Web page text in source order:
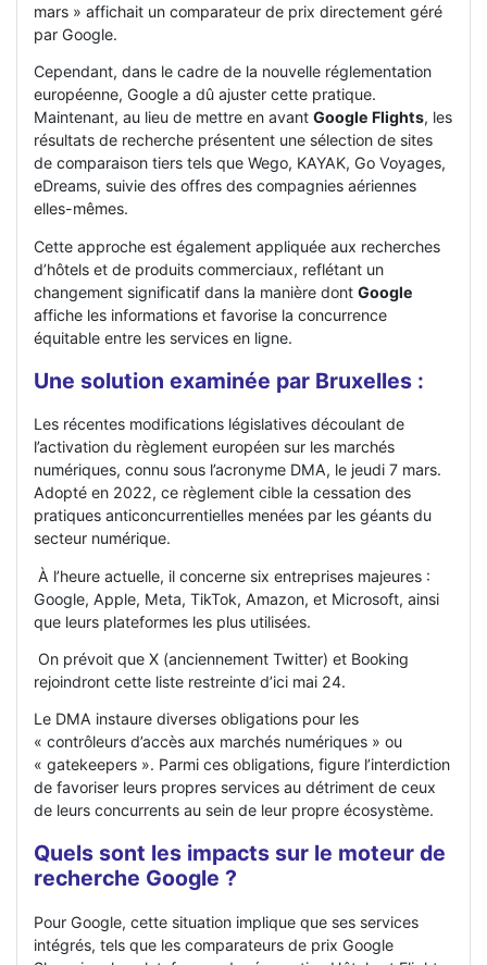
mars » affichait un comparateur de prix directement géré
par Google.
Cependant, dans le cadre de la nouvelle réglementation
européenne, Google a dû ajuster cette pratique.
Maintenant, au lieu de mettre en avant Google Flights, les
résultats de recherche présentent une sélection de sites
de comparaison tiers tels que Wego, KAYAK, Go Voyages,
eDreams, suivie des offres des compagnies aériennes
elles-mêmes.
Cette approche est également appliquée aux recherches
d’hôtels et de produits commerciaux, reflétant un
changement significatif dans la manière dont Google
affiche les informations et favorise la concurrence
équitable entre les services en ligne.
Une solution examinée par Bruxelles :
Les récentes modifications législatives découlant de
l’activation du règlement européen sur les marchés
numériques, connu sous l’acronyme DMA, le jeudi 7 mars.
Adopté en 2022, ce règlement cible la cessation des
pratiques anticoncurrentielles menées par les géants du
secteur numérique.
À l’heure actuelle, il concerne six entreprises majeures :
Google, Apple, Meta, TikTok, Amazon, et Microsoft, ainsi
que leurs plateformes les plus utilisées.
On prévoit que X (anciennement Twitter) et Booking
rejoindront cette liste restreinte d’ici mai 24.
Le DMA instaure diverses obligations pour les
« contrôleurs d’accès aux marchés numériques » ou
« gatekeepers ». Parmi ces obligations, figure l’interdiction
de favoriser leurs propres services au détriment de ceux
de leurs concurrents au sein de leur propre écosystème.
Quels sont les impacts sur le moteur de
recherche Google ?
Pour Google, cette situation implique que ses services
intégrés, tels que les comparateurs de prix Google